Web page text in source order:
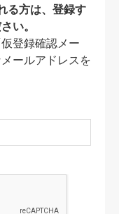
る方は、登録す
い。
登録確認メー
ールアドレスを